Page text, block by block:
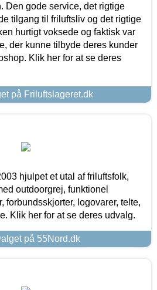
Den gode service, det rigtige
tilgang til friluftsliv og det rigtige
hurtigt voksede og faktisk var
der kunne tilbyde deres kunder
Klik her for at se deres
på Friluftslageret.dk
hjulpet et utal af friluftsfolk,
outdoorgrej, funktionel
forbundsskjorter, logovarer, telte,
Klik her for at se deres udvalg.
på 55Nord.dk